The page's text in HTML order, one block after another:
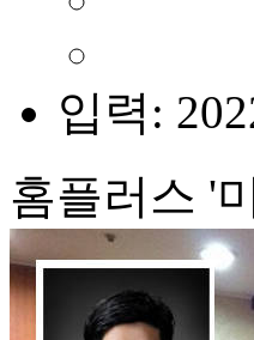
입력:
홈플러스 '